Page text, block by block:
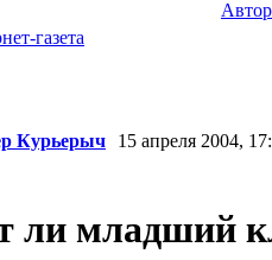
Курьерыч 15 апреля 2004,
ли младший